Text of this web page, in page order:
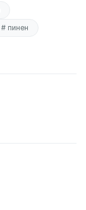
# пинен